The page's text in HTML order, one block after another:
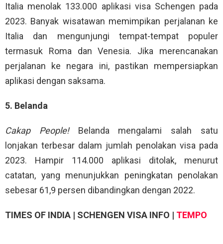
Italia menolak 133.000 aplikasi visa Schengen pada
2023. Banyak wisatawan memimpikan perjalanan ke
Italia dan mengunjungi tempat-tempat populer
termasuk Roma dan Venesia. Jika merencanakan
perjalanan ke negara ini, pastikan mempersiapkan
aplikasi dengan saksama.
5. Belanda
Cakap People!Belanda mengalami salah satu
lonjakan terbesar dalam jumlah penolakan visa pada
2023. Hampir 114.000 aplikasi ditolak, menurut
catatan, yang menunjukkan peningkatan penolakan
sebesar 61,9 persen dibandingkan dengan 2022.
TIMES OF INDIA | SCHENGEN VISA INFO | TEMPO